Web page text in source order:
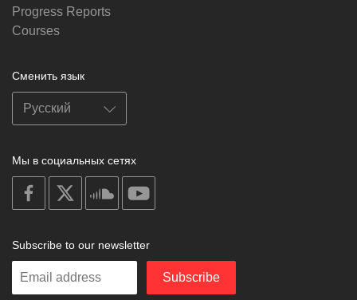
Progress Reports
Courses
Сменить язык
Мы в социальных сетях
on
facebook
soundcloud
Subscribe to our newsletter
Enter
Subscribe